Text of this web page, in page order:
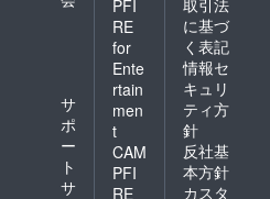
サ
ポ
ー
ト
サ
PFI
RE
for
Ente
rtain
men
t
CAM
PFI
RE
取引法
に基づ
く表記
情報セ
キュリ
ティ方
針
反社基
本方針
カスタ